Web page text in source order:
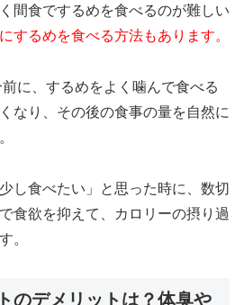
間食でするめを食べるのが難しい
するめを食べる方法もあります。
に、するめをよく噛んで食べる
なり、その後の食事の量を自然に
し食べたい」と思った時に、数切
食欲を抑えて、カロリーの摂り過
。
のデメリットは？体臭や